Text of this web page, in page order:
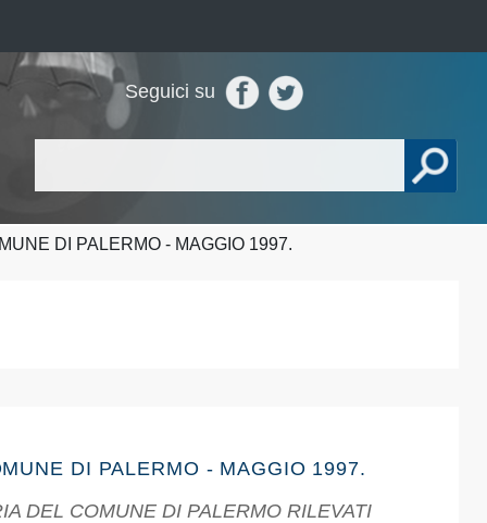
Seguici su
DI PALERMO - MAGGIO 1997.
DI PALERMO - MAGGIO 1997.
DEL COMUNE DI PALERMO RILEVATI